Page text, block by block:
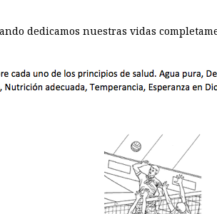
dedicamos nuestras vidas